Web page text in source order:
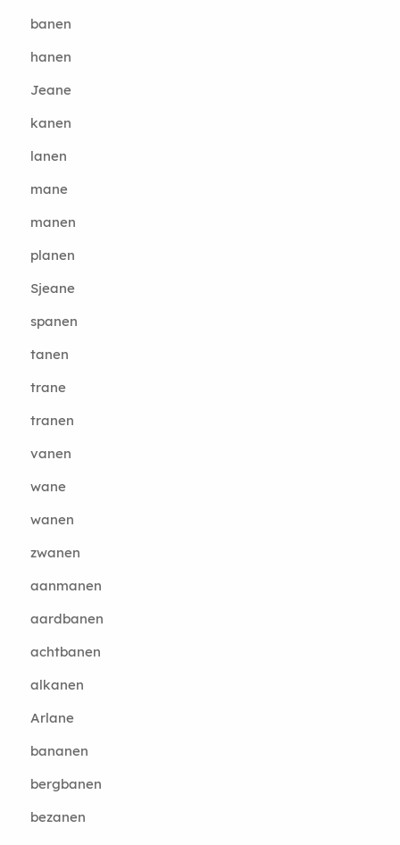
banen
hanen
Jeane
kanen
lanen
mane
manen
planen
Sjeane
spanen
tanen
trane
tranen
vanen
wane
wanen
zwanen
aanmanen
aardbanen
achtbanen
alkanen
Arlane
bananen
bergbanen
bezanen